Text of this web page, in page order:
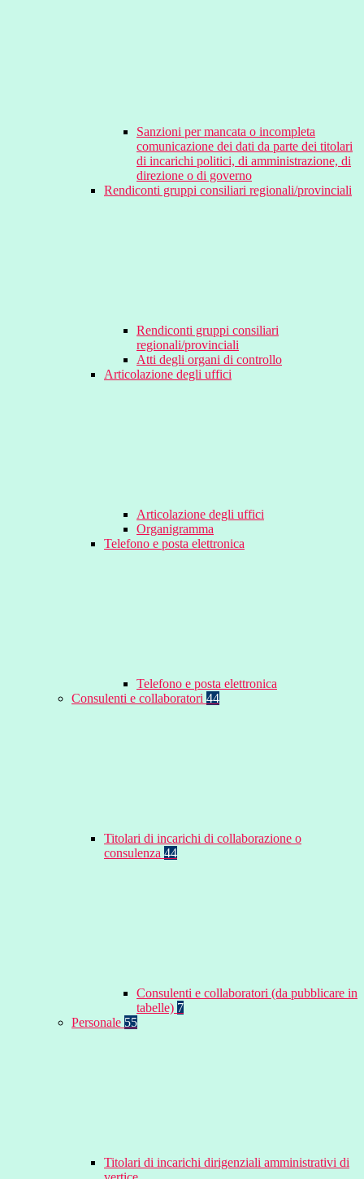
Sanzioni per mancata o incompleta
comunicazione dei dati da parte dei titolari
di incarichi politici, di amministrazione, di
direzione o di governo
Rendiconti gruppi consiliari regionali/provinciali
Rendiconti gruppi consiliari
regionali/provinciali
Atti degli organi di controllo
Articolazione degli uffici
Articolazione degli uffici
Organigramma
Telefono e posta elettronica
Telefono e posta elettronica
Consulenti e collaboratori 44
Titolari di incarichi di collaborazione o
consulenza 44
Consulenti e collaboratori (da pubblicare in
tabelle) 7
Personale 55
Titolari di incarichi dirigenziali amministrativi di